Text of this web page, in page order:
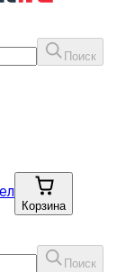
Поиск
Корзина
Поиск